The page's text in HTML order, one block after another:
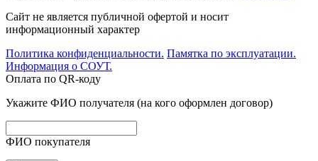
Сайт не является публичной офертой и носит
информационный характер
Политика конфиденциальности. Памятка по эксплуатации.
Информация о СОУТ.
Оплата по QR-коду
Укажите ФИО получателя (на кого оформлен договор)
ФИО покупателя